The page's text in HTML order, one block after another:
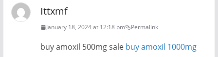
Ittxmf
January 18, 2024 at 12:18 pm Permalink
buy amoxil 500mg sale buy amoxil 1000mg